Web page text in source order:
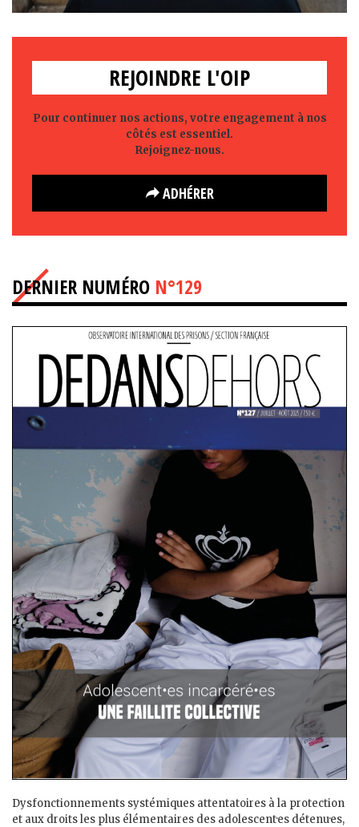
REJOINDRE L'OIP
Pour continuer nos actions, votre engagement à nos
côtés est essentiel.
Rejoignez-nous.
ADHÉRER
DERNIER NUMÉRO N°129
Dysfonctionnements systémiques attentatoires à la protection
et aux droits les plus élémentaires des adolescent·es détenu·es,